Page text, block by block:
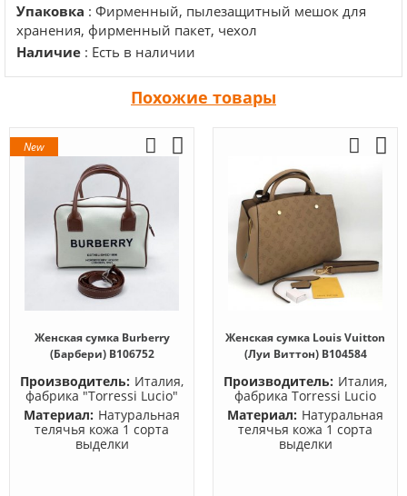
Упаковка : Фирменный, пылезащитный мешок для
хранения, фирменный пакет, чехол
Наличие : Есть в наличии
Похожие товары
New
Женская сумка Burberry
(Барбери) B106752
Производитель: Италия,
фабрика "Torressi Lucio"
Материал: Натуральная
телячья кожа 1 сорта
выделки
Женская сумка Louis Vuitton
(Луи Виттон) B104584
Производитель: Италия,
фабрика Torressi Lucio
Материал: Натуральная
телячья кожа 1 сорта
выделки